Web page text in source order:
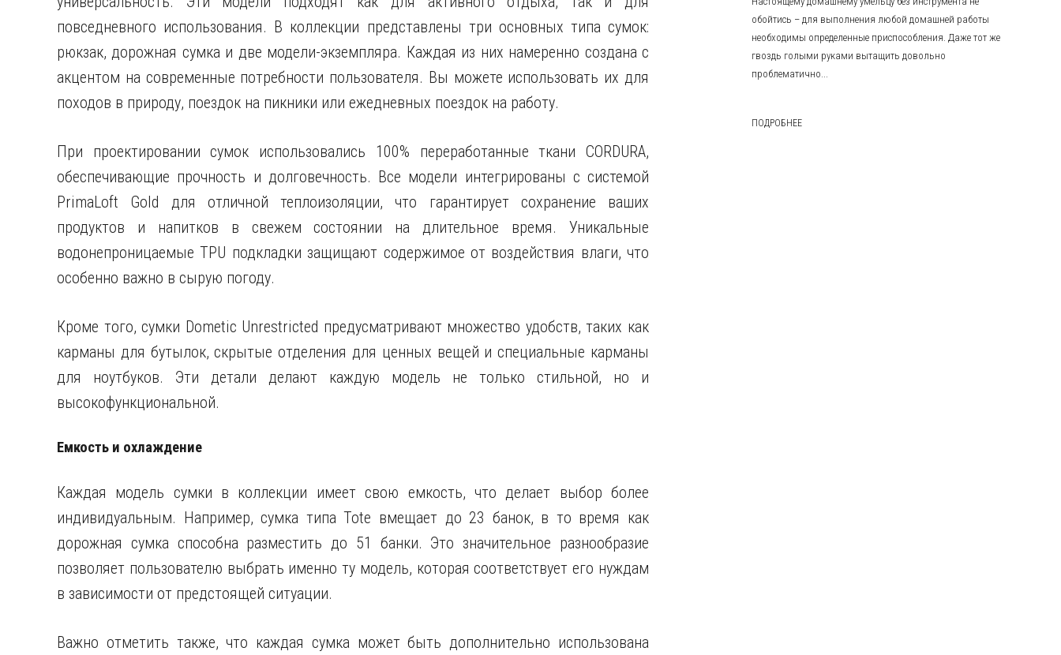
повседневного использования. В коллекции представлены три основных типа сумок:
рюкзак, дорожная сумка и две модели-экземпляра. Каждая из них намеренно создана с
акцентом на современные потребности пользователя. Вы можете использовать их для
походов в природу, поездок на пикники или ежедневных поездок на работу.
При проектировании сумок использовались 100% переработанные ткани CORDURA,
обеспечивающие прочность и долговечность. Все модели интегрированы с системой
PrimaLoft Gold для отличной теплоизоляции, что гарантирует сохранение ваших
продуктов и напитков в свежем состоянии на длительное время. Уникальные
водонепроницаемые TPU подкладки защищают содержимое от воздействия влаги, что
особенно важно в сырую погоду.
Кроме того, сумки Dometic Unrestricted предусматривают множество удобств, таких как
карманы для бутылок, скрытые отделения для ценных вещей и специальные карманы
для ноутбуков. Эти детали делают каждую модель не только стильной, но и
высокофункциональной.
Емкость и охлаждение
Каждая модель сумки в коллекции имеет свою емкость, что делает выбор более
индивидуальным. Например, сумка типа Tote вмещает до 23 банок, в то время как
дорожная сумка способна разместить до 51 банки. Это значительное разнообразие
позволяет пользователю выбрать именно ту модель, которая соответствует его нуждам
в зависимости от предстоящей ситуации.
Важно отметить также, что каждая сумка может быть дополнительно использована
обойтись – для выполнения любой домашней работы
необходимы определенные приспособления. Даже тот же
гвоздь голыми руками вытащить довольно
проблематично...
ПОДРОБНЕЕ